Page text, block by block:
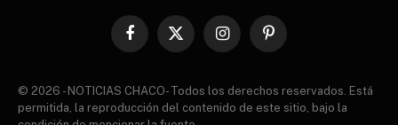
Facebook
X
InstagramPinterest
© 2026 - NOTICIAS CHACO- Todos los derechos reservados. Está
permitida, la reproducción del contenido de este sitio, bajo la